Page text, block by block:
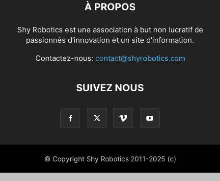
À PROPOS
Shy Robotics est une association à but non lucratif de
passionnés d'innovation et un site d'information.
Contactez-nous: contact@shyrobotics.com
SUIVEZ NOUS
© Copyright Shy Robotics 2011-2025 (c)